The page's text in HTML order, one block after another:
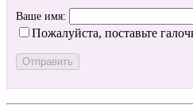
Ваше имя:
Пожалуйста, поставьте